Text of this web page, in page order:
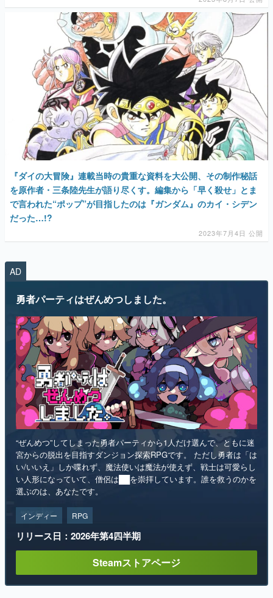
アプリレビュー
その他
電ファミニコゲーマーとは？
運営：株式会社マレ
『ダイの大冒険』連載当時の貴重な資料を大公開、その制作秘話
を原作者・三条陸先生が語り尽くす。編集から「早く殺せ」とま
で言われた“ポップ”が目指したのは『ガンダム』のカイ・シデン
だった…!?
2023年7月4日 公開
AD
“ぜんめつ”してしまった勇者パーティから1人だけ選んで、ともに迷
宮からの脱出を目指すダンジョン探索RPGです。 ただし勇者は「は
い/いいえ」しか喋れず、魔法使いは魔法が使えず、戦士は可愛らし
い人形になっていて、僧侶は██を崇拝しています。誰を救うのかを
選ぶのは、あなたです。
インディー RPG
リリース日：2026年第4四半期
ランキング